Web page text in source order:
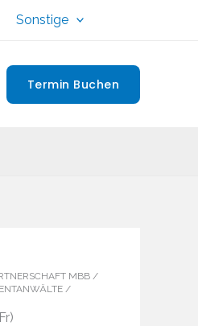
Sonstige
Termin Buchen
MBB /
/